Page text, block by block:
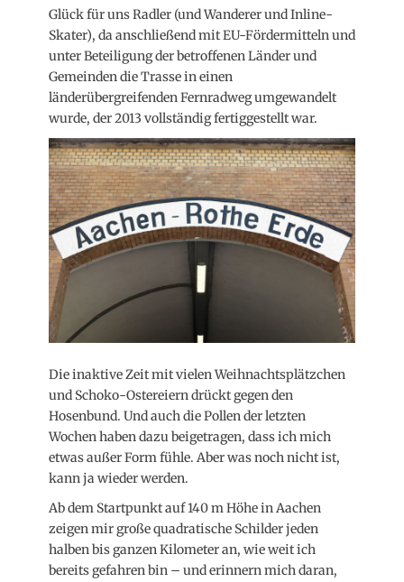
Glück für uns Radler (und Wanderer und Inline-
Skater), da anschließend mit EU-Fördermitteln und
unter Beteiligung der betroffenen Länder und
Gemeinden die Trasse in einen
länderübergreifenden Fernradweg umgewandelt
wurde, der 2013 vollständig fertiggestellt war.
Die inaktive Zeit mit vielen Weihnachtsplätzchen
und Schoko-Ostereiern drückt gegen den
Hosenbund. Und auch die Pollen der letzten
Wochen haben dazu beigetragen, dass ich mich
etwas außer Form fühle. Aber was noch nicht ist,
kann ja wieder werden.
Ab dem Startpunkt auf 140 m Höhe in Aachen
zeigen mir große quadratische Schilder jeden
halben bis ganzen Kilometer an, wie weit ich
bereits gefahren bin – und erinnern mich daran,